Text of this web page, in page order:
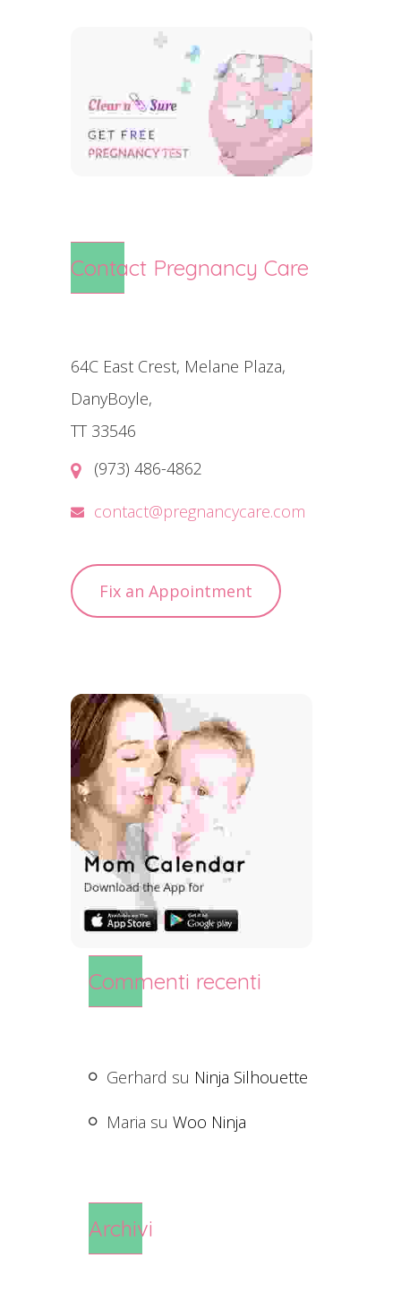
Contact Pregnancy Care
64C East Crest, Melane Plaza,
DanyBoyle,
TT 33546
(973) 486-4862
contact@pregnancycare.com
Fix an Appointment
Commenti recenti
Gerhard su Ninja Silhouette
Maria su Woo Ninja
Archivi